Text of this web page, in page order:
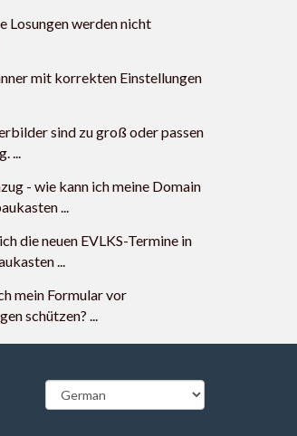
Losungen werden nicht
mit korrekten Einstellungen
sind zu groß oder passen
...
- wie kann ich meine Domain
...
die neuen EVLKS-Termine in
...
mein Formular vor
schützen? ...